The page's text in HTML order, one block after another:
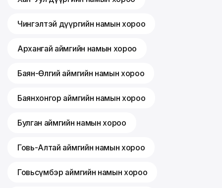
Чингэлтэй дүүргийн намын хороо
Архангай аймгийн намын хороо
Баян-Өлгий аймгийн намын хороо
Баянхонгор аймгийн намын хороо
Булган аймгийн намын хороо
Говь-Алтай аймгийн намын хороо
Говьсүмбэр аймгийн намын хороо